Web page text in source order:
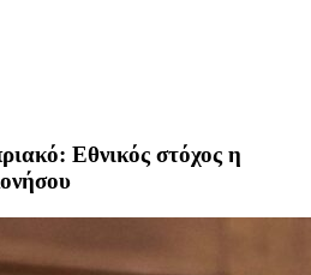
Εθνικός στόχος η